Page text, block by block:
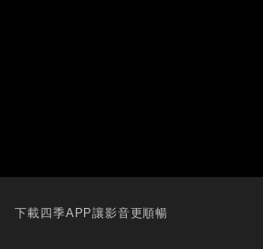
下載四季APP讓影音更順暢